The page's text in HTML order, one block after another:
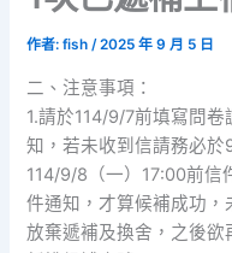
作者:fish/2025 年 9 月 5 日
二、注意事項：
1.請於114/9/7前填寫問
知，若未收到信請務必
114/9/8（一）17:00前信
件通知，才算候補成功
放棄遞補及換舍，之後